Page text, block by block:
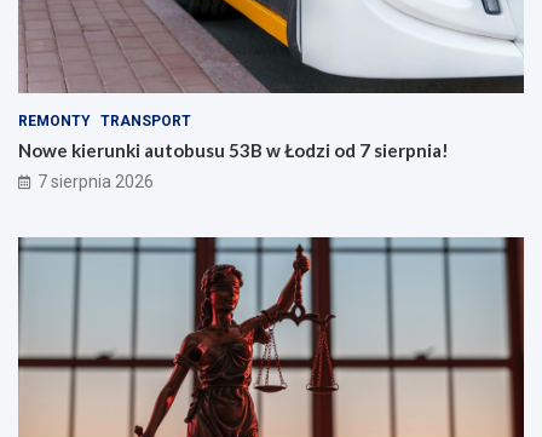
REMONTY TRANSPORT
Nowe kierunki autobusu 53B w Łodzi od 7 sierpnia!
7 sierpnia 2026